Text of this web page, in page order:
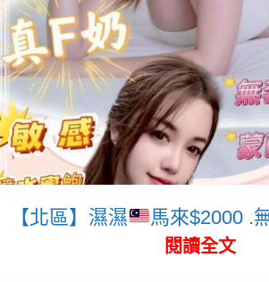
【北區】濕濕 馬來$2000 .
閱讀全文